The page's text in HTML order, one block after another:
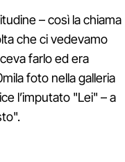
– così la chiama
che ci vedevamo
farlo ed era
foto nella galleria
l’imputato "Lei" – a